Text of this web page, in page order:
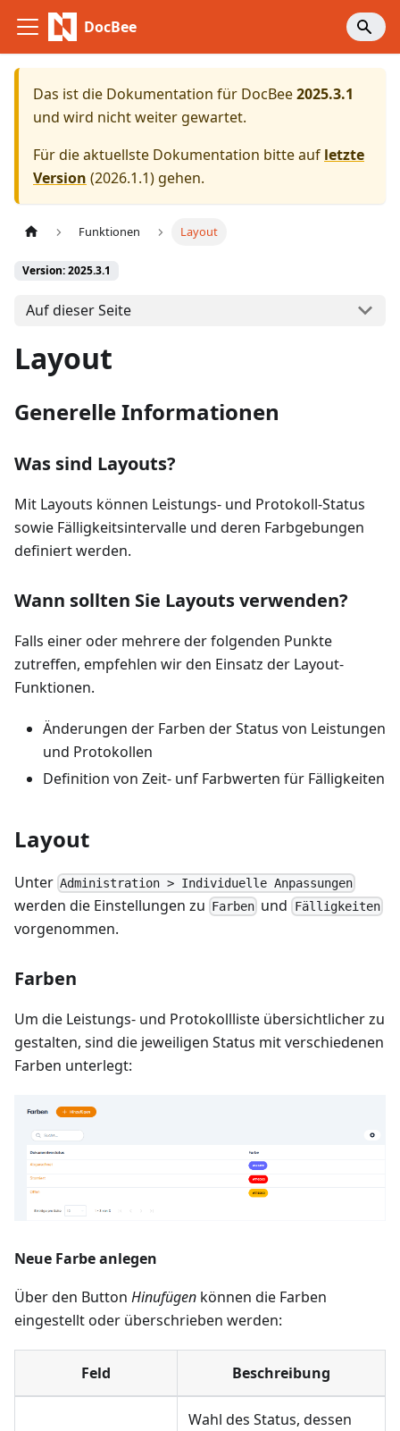
DocBee
Das ist die Dokumentation für DocBee2025.3.1
und wird nicht weiter gewartet.
Für die aktuellste Dokumentation bitte auf letzte
Version (2026.1.1) gehen.
Funktionen Layout
Version: 2025.3.1
Auf dieser Seite
Layout
Generelle Informationen
Was sind Layouts?
Mit Layouts können Leistungs- und Protokoll-Status
sowie Fälligkeitsintervalle und deren Farbgebungen
definiert werden.
Wann sollten Sie Layouts verwenden?
Falls einer oder mehrere der folgenden Punkte
zutreffen, empfehlen wir den Einsatz der Layout-
Funktionen.
Änderungen der Farben der Status von Leistungen
und Protokollen
Definition von Zeit- unf Farbwerten für Fälligkeiten
Layout
Unter Administration > Individuelle Anpassungen
werden die Einstellungen zu Farben und Fälligkeiten
vorgenommen.
Farben
Um die Leistungs- und Protokollliste übersichtlicher zu
gestalten, sind die jeweiligen Status mit verschiedenen
Farben unterlegt:
Neue Farbe anlegen
Über den Button Hinufügen können die Farben
eingestellt oder überschrieben werden:
Feld Beschreibung
Wahl des Status, dessen